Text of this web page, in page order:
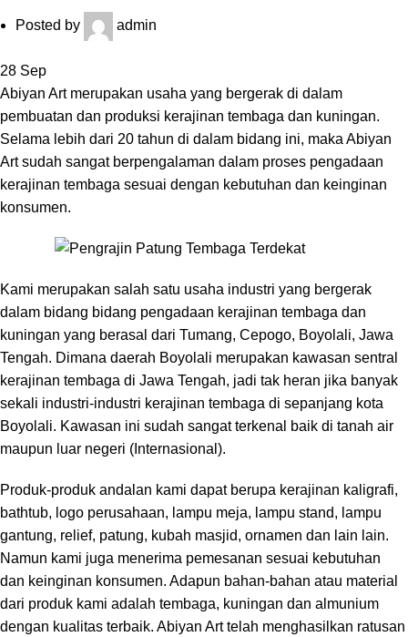
Posted by admin
28 Sep
Abiyan Art merupakan usaha yang bergerak di dalam
pembuatan dan produksi kerajinan tembaga dan kuningan.
Selama lebih dari 20 tahun di dalam bidang ini, maka Abiyan
Art sudah sangat berpengalaman dalam proses pengadaan
kerajinan tembaga sesuai dengan kebutuhan dan keinginan
konsumen.
Kami merupakan salah satu usaha industri yang bergerak
dalam bidang bidang pengadaan kerajinan tembaga dan
kuningan yang berasal dari Tumang, Cepogo, Boyolali, Jawa
Tengah. Dimana daerah Boyolali merupakan kawasan sentral
kerajinan tembaga di Jawa Tengah, jadi tak heran jika banyak
sekali industri-industri kerajinan tembaga di sepanjang kota
Boyolali. Kawasan ini sudah sangat terkenal baik di tanah air
maupun luar negeri (Internasional).
Produk-produk andalan kami dapat berupa kerajinan kaligrafi,
bathtub, logo perusahaan, lampu meja, lampu stand, lampu
gantung, relief, patung, kubah masjid, ornamen dan lain lain.
Namun kami juga menerima pemesanan sesuai kebutuhan
dan keinginan konsumen. Adapun bahan-bahan atau material
dari produk kami adalah tembaga, kuningan dan almunium
dengan kualitas terbaik. Abiyan Art telah menghasilkan ratusan